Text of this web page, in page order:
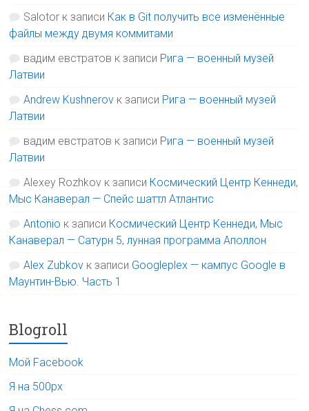
Salotor к записи Как в Git получить все изменённые
файлы между двумя коммитами
вадим евстратов к записи Рига — военный музей
Латвии
Andrew Kushnerov к записи Рига — военный музей
Латвии
вадим евстратов к записи Рига — военный музей
Латвии
Alexey Rozhkov к записи Космический Центр Кеннеди,
Мыс Канаверал — Спейс шаттл Атлантис
Antonio к записи Космический Центр Кеннеди, Мыс
Канаверал — Сатурн 5, лунная программа Аполлон
Alex Zubkov к записи Googleplex — кампус Google в
Маунтин-Вью. Часть 1
Blogroll
Мой Facebook
Я на 500px